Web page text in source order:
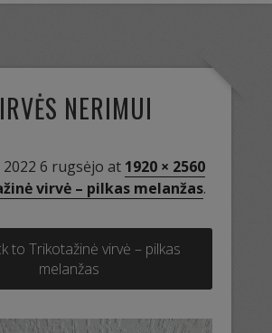
NERIMUI
2022 6 rugsėjo at 1920 × 2560
virvė – pilkas melanžas.
to Trikotažinė virvė – pilkas
melanžas